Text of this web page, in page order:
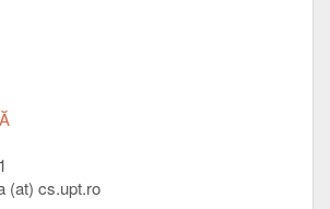
(at) cs.upt.ro